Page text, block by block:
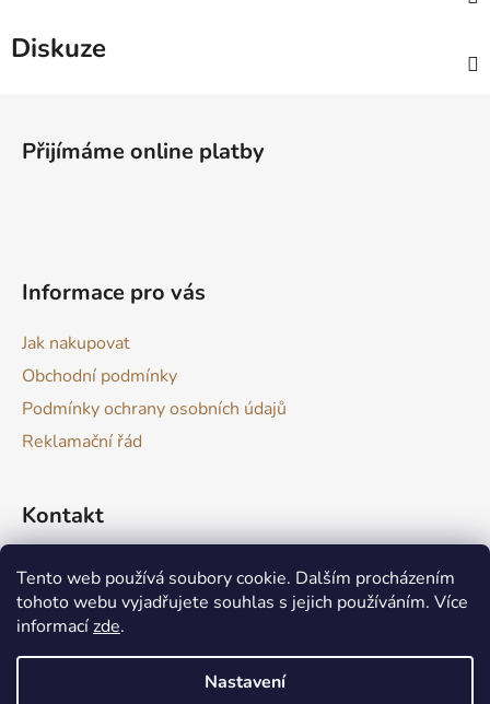
Tento web používá soubory cookie. Dalším procházením
tohoto webu vyjadřujete souhlas s jejich používáním. Více
informacízde.
Nastavení
Diskuze
Přijímáme online platby
Informace pro vás
Jak nakupovat
Obchodní podmínky
Podmínky ochrany osobních údajů
Reklamační řád
Kontakt
drevokazuv @gmail.com